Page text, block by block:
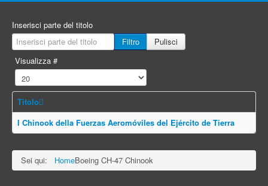
Inserisci parte del titolo
Filtro
Pulisci
Visualizza #
Titolo
I Chinook della Fuerzas Aeromóviles del Ejército de Tierra
Sei qui: HomeBoeing CH-47 Chinook